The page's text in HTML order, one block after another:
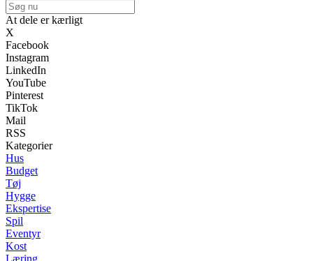
At dele er kærligt
X
Facebook
Instagram
LinkedIn
YouTube
Pinterest
TikTok
Mail
RSS
Kategorier
Hus
Budget
Tøj
Hygge
Ekspertise
Spil
Eventyr
Kost